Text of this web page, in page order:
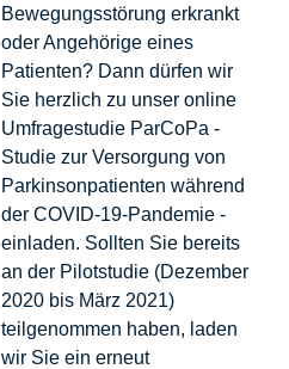
Bewegungsstörung erkrankt
oder Angehörige eines
Patienten? Dann dürfen wir
Sie herzlich zu unser online
Umfragestudie ParCoPa -
Studie zur Versorgung von
Parkinsonpatienten während
der COVID-19-Pandemie -
einladen. Sollten Sie bereits
an der Pilotstudie (Dezember
2020 bis März 2021)
teilgenommen haben, laden
wir Sie ein erneut